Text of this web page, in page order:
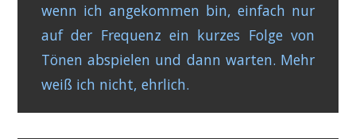
wenn ich angekommen bin, einfach nur
auf der Frequenz ein kurzes Folge von
Tönen abspielen und dann warten. Mehr
weiß ich nicht, ehrlich.